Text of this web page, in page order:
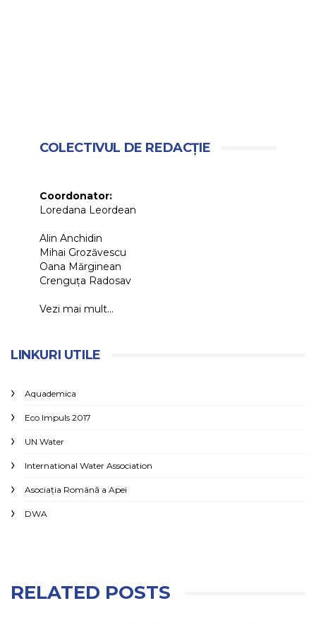
COLECTIVUL DE REDACȚIE
Coordonator:
Loredana Leordean
Alin Anchidin
Mihai Grozăvescu
Oana Mărginean
Crenguța Radosav
Vezi mai mult...
LINKURI UTILE
Aquademica
Eco Impuls 2017
UN Water
International Water Association
Asociaţia Română a Apei
DWA
RELATED POSTS